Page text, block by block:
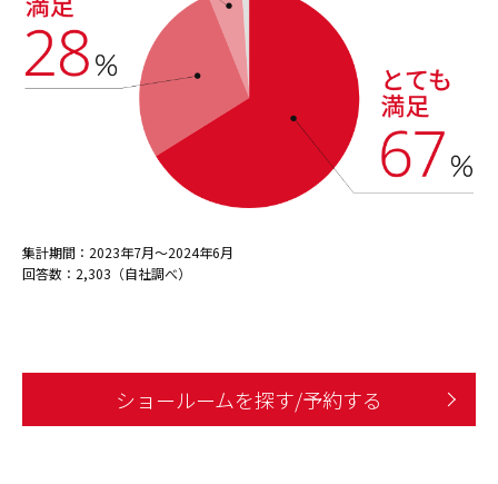
集計期間：2023年7月～2024年6月
回答数：2,303（自社調べ）
ショールームを探す/予約する